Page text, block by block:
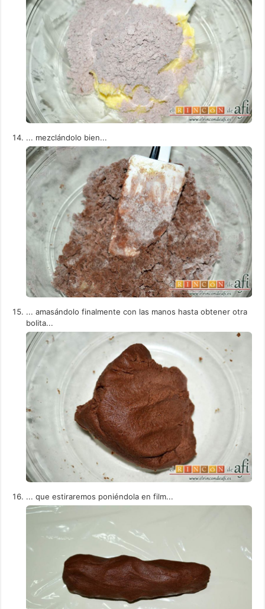
... mezclándolo bien...
... amasándolo finalmente con las manos hasta obtener otra
bolita...
... que estiraremos poniéndola en film...